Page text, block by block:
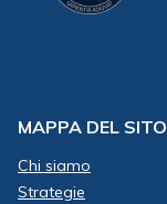
MAPPA DEL SITO
Chi siamo
Strategie